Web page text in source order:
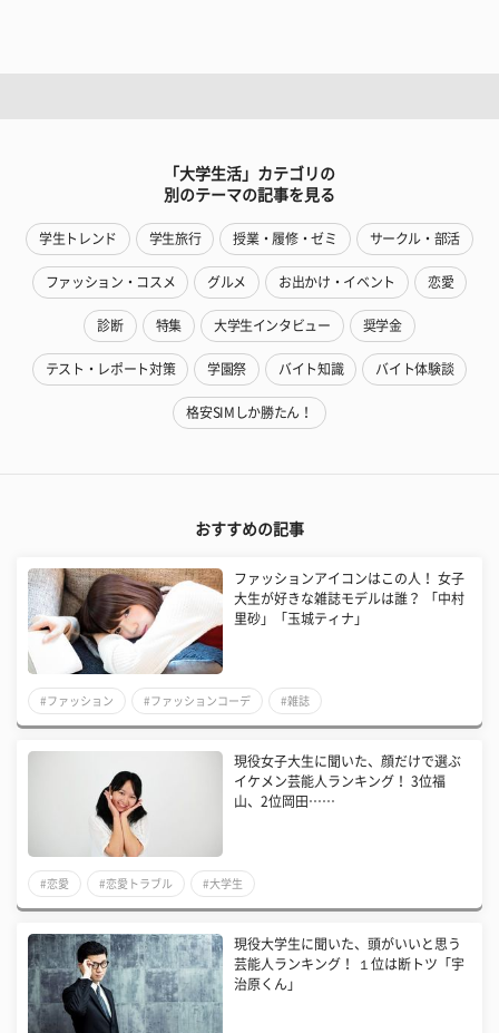
「大学生活」カテゴリの
別のテーマの記事を見る
学生トレンド 学生旅行 授業・履修・ゼミ サークル・部活
ファッション・コスメ グルメ お出かけ・イベント 恋愛
診断 特集 大学生インタビュー 奨学金
テスト・レポート対策 学園祭 バイト知識 バイト体験談
格安SIMしか勝たん！
おすすめの記事
ファッションアイコンはこの人！ 女子
大生が好きな雑誌モデルは誰？ 「中村
里砂」「玉城ティナ」
#ファッション #ファッションコーデ #雑誌
現役女子大生に聞いた、顔だけで選ぶ
イケメン芸能人ランキング！ 3位福
山、2位岡田……
#恋愛 #恋愛トラブル #大学生
現役大学生に聞いた、頭がいいと思う
芸能人ランキング！ １位は断トツ「宇
治原くん」